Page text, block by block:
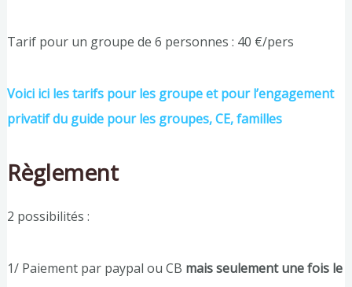
Tarif pour un groupe de 6 personnes : 40 €/pers
Voici ici les tarifs pour les groupe et pour l’engagement
privatif du guide pour les groupes, CE, familles
Règlement
2 possibilités :
1/ Paiement par paypal ou CB mais seulement une fois le